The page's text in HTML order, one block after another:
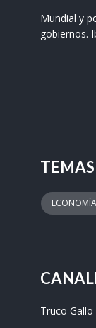
Mundial y
gobiernos.
TEMAS
ECONOMÍA
Truco Gallo